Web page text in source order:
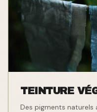
TEINTURE
Des pigments naturels